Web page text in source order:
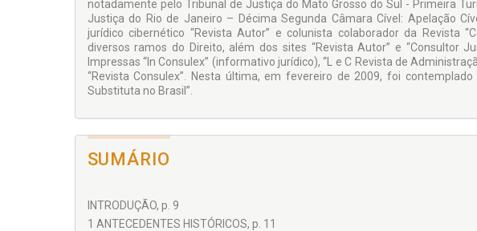
notadamente pelo Tribunal de Justiça do Mato Grosso do Sul - Primeira
Justiça do Rio de Janeiro – Décima Segunda Câmara Cível: Apelação
jurídico cibernético “Revista Autor” e colunista colaborador da Revista
diversos ramos do Direito, além dos sites “Revista Autor” e “Consultor
Impressas “In Consulex” (informativo jurídico), “L e C Revista de
“Revista Consulex”. Nesta última, em fevereiro de 2009, foi
Substituta no Brasil”.
SUMÁRIO
INTRODUÇÃO, p. 9
1 ANTECEDENTES HISTÓRICOS, p. 11